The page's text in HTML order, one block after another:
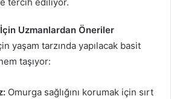
İçin Uzmanlardan Öneriler
yaşam tarzında yapılacak basit
taşıyor:
Omurga sağlığını korumak için sırt